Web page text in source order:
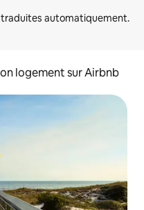
logement sur Airbnb